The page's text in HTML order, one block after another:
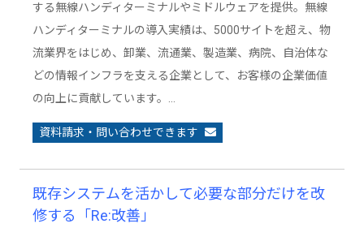
する無線ハンディターミナルやミドルウェアを提供。無線
ハンディターミナルの導入実績は、5000サイトを超え、物
流業界をはじめ、卸業、流通業、製造業、病院、自治体な
どの情報インフラを支える企業として、お客様の企業価値
の向上に貢献しています。…
資料請求・問い合わせできます
既存システムを活かして必要な部分だけを改
修する「Re:改善」